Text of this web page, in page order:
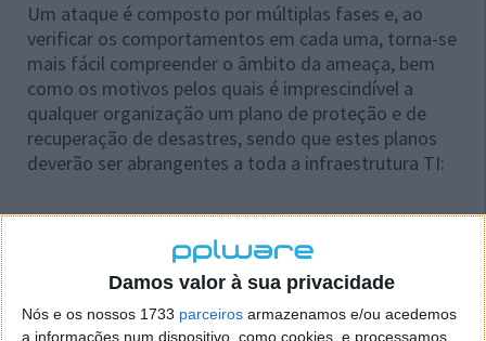
Damos valor à sua privacidade
Nós e os nossos 1733 parceiros armazenamos e/ou acedemos
a informações num dispositivo, como cookies, e processamos
Um ataque é composto por múltiplas fases e, ao
verificar os comportamentos em cada uma, torna-se
mais fácil compreender o âmbito da ameaça, bem
como os motivos pelos quais é imprescindível a
qualquer organização um plano de proteção e de
recuperação de desastres, sendo que estes planos
deverão ser abrangentes a toda a infraestrutura TI: